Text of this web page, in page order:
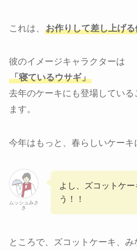
これは、 お作りして差し上げ
彼のイメージキャラクターは
「寝ているウサギ」
去年のケーキにも登場している
ます。
今年はもっと、春らしいケー
ムッシュみさ
き
よし、ズコットケー
う！！
ところで、ズコットケーキ、み